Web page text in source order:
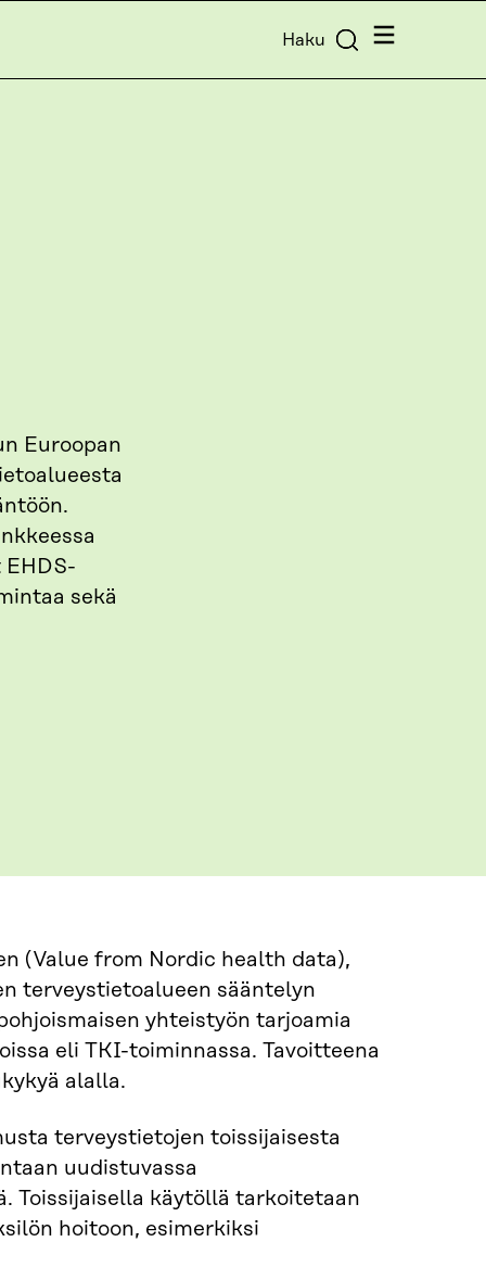
Haku Valikko
Euroopan
sekä
(Value from Nordic health data),
terveystietoalueen sääntelyn
yhteistyön tarjoamia
eli TKI-toiminnassa. Tavoitteena
alalla.
terveystietojen toissijaisesta
uudistuvassa
Toissijaisella käytöllä tarkoitetaan
hoitoon, esimerkiksi